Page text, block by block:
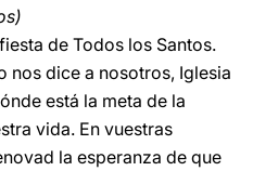
de Todos los Santos.
nos dice a nosotros, Iglesia
está la meta de la
vida. En vuestras
la esperanza de que